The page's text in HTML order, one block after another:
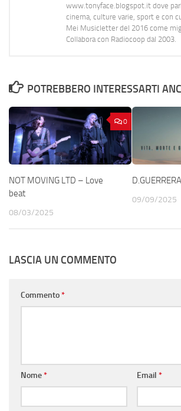
www.tonyface.blogspot.it dove
cinema, culture varie, sport e con
Mei Musicletter del 2016 come
Collabora con Radiocoop dal 2003.
POTREBBERO INTERESSARTI
0
NOT MOVING LTD – Love
beat
08/03/2025
09/09/2025
LASCIA UN COMMENTO
Commento*
Nome* Email *